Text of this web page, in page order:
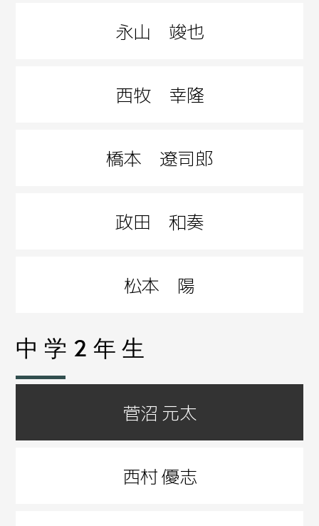
永山 竣也
西牧 幸隆
橋本 遼司郎
政田 和奏
松本 陽
中学2年生
菅沼 元太
西村 優志